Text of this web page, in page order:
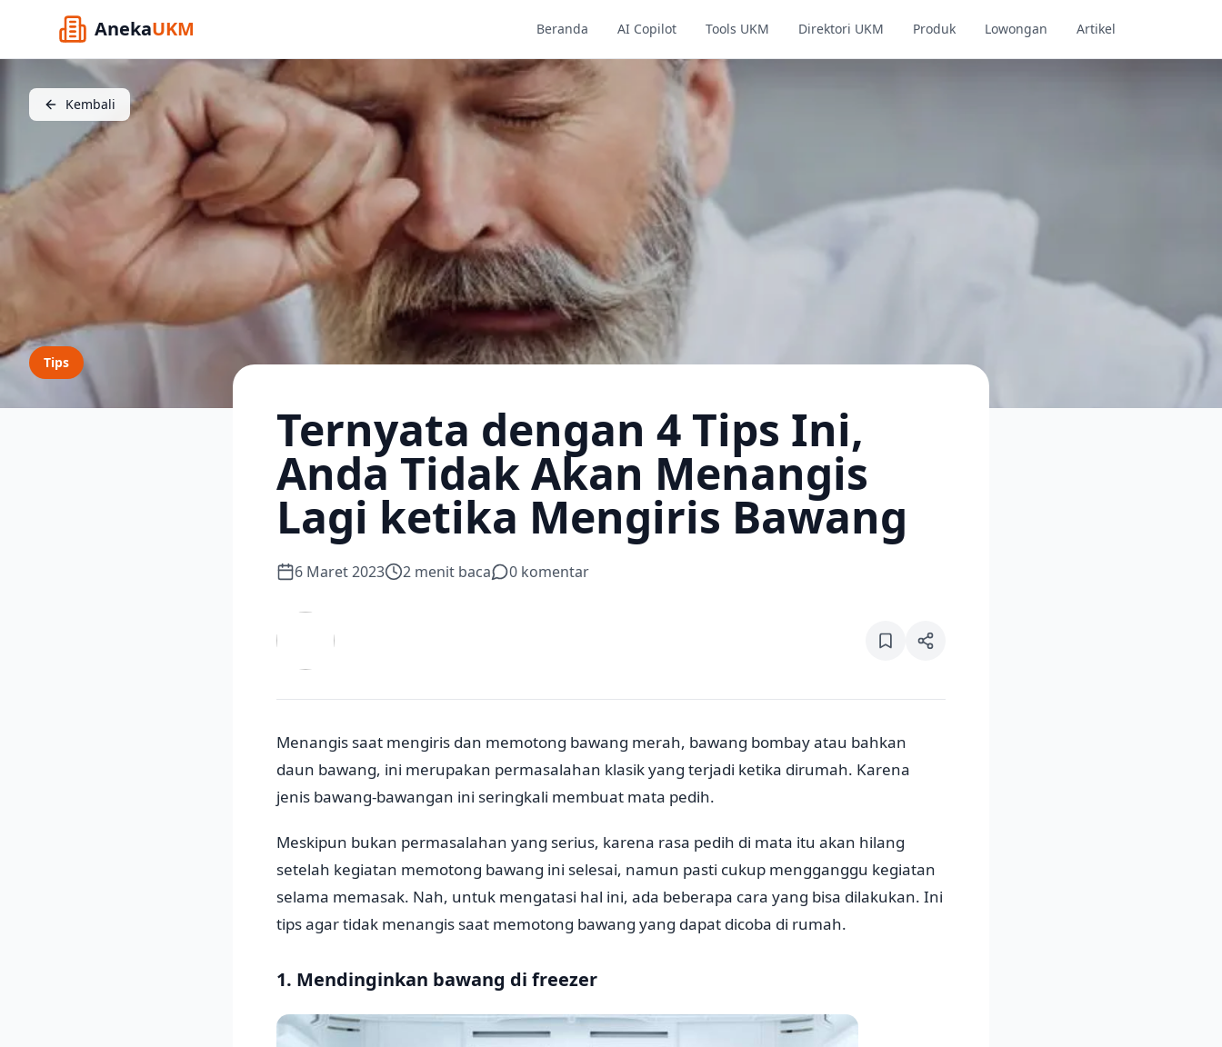
AnekaUKM Beranda AI Copilot Tools UKM Direktori UKM Produk Lowongan Artikel
Kembali
Tips
Ternyata dengan 4 Tips Ini,
Anda Tidak Akan Menangis
Lagi ketika Mengiris Bawang
6 Maret 2023 2 menit baca 0 komentar
Menangis saat mengiris dan memotong bawang merah, bawang bombay atau bahkan
daun bawang, ini merupakan permasalahan klasik yang terjadi ketika dirumah. Karena
jenis bawang-bawangan ini seringkali membuat mata pedih.
Meskipun bukan permasalahan yang serius, karena rasa pedih di mata itu akan hilang
setelah kegiatan memotong bawang ini selesai, namun pasti cukup mengganggu kegiatan
selama memasak. Nah, untuk mengatasi hal ini, ada beberapa cara yang bisa dilakukan. Ini
tips agar tidak menangis saat memotong bawang yang dapat dicoba di rumah.
1. Mendinginkan bawang di freezer